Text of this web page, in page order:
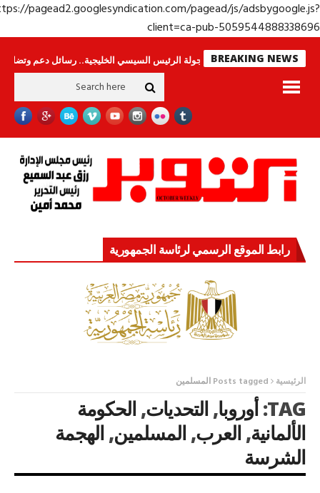
https://pagead2.googlesyndication.com/pagead/js/
client=ca-pub-
BREAKING NEWS
وحراس لا ينامون جولة الرئيس السيسي الخليجية.. رسائل دعم وتضامن للأشقاء
رابط الموقع الرسمي لرئاسة الجمهورية
الرئيسية Posts tagged المسلمين
TAG: أوروبا,التحديات,الحكومة
الألمانية,العرب,المسلمين,الهجمة
الشرسة